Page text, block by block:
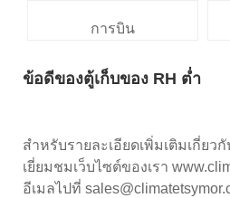
การบิน
ข้อดีของตู้เก็บของ RH ต่ำ
สำหรับรายละเอียดเพิ่มเติมเกี่ยว
เยี่ยมชมเว็บไซต์ของเรา
อีเมลไปที่